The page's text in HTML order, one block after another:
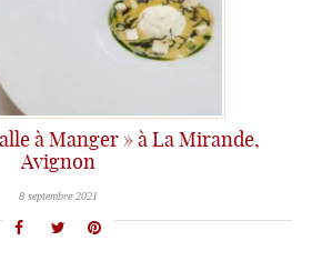
à Manger » à La Mirande,
Avignon
8 septembre 2021